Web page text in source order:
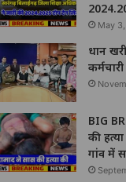
May
धान
BIG
की
गांव में